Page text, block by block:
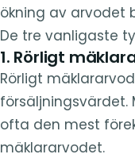
ökning av arvodet
De tre vanligaste
1. Rörligt
Rörligt
försäljningsvärdet.
ofta den mest
mäklararvodet.